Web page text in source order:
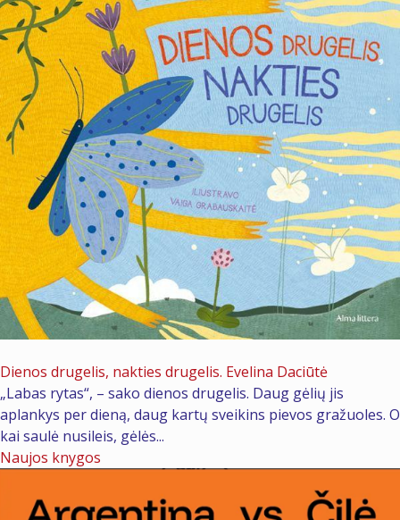
Dienos drugelis, nakties drugelis. Evelina Daciūtė
„Labas rytas“, – sako dienos drugelis. Daug gėlių jis
aplankys per dieną, daug kartų sveikins pievos gražuoles. O
kai saulė nusileis, gėlės...
Naujos knygos